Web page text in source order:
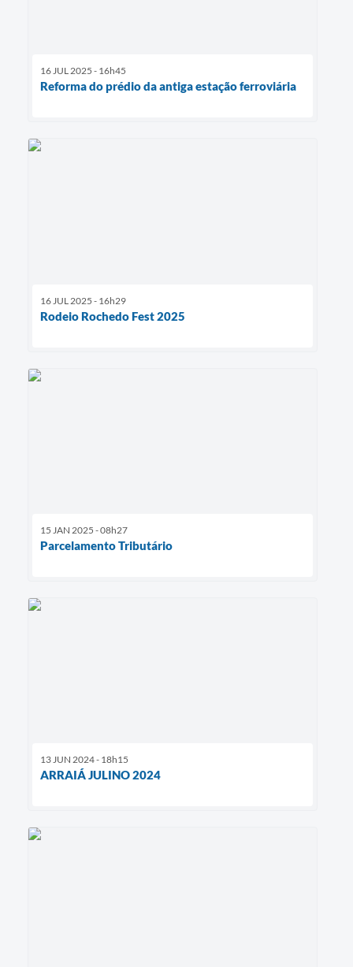
16 JUL 2025 - 16h45
Reforma do prédio da antiga estação ferroviária
16 JUL 2025 - 16h29
Rodeio Rochedo Fest 2025
15 JAN 2025 - 08h27
Parcelamento Tributário
13 JUN 2024 - 18h15
ARRAIÁ JULINO 2024